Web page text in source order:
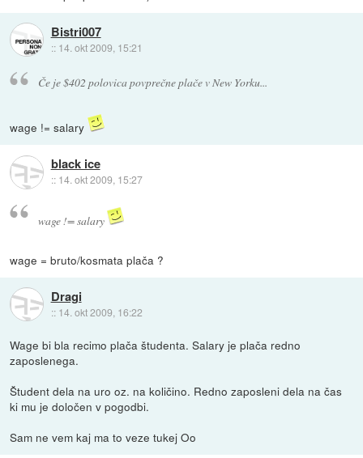
Bistri007
:: 14. okt 2009, 15:21
Če je $402 polovica povprečne plače v New Yorku...
wage != salary
black ice
:: 14. okt 2009, 15:27
wage != salary
wage = bruto/kosmata plača ?
Dragi
:: 14. okt 2009, 16:22
Wage bi bla recimo plača študenta. Salary je plača redno
zaposlenega.
Študent dela na uro oz. na količino. Redno zaposleni dela na čas
ki mu je določen v pogodbi.
Sam ne vem kaj ma to veze tukej Oo